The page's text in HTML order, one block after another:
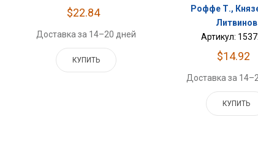
$22.84
Доставка за 14–20 дней
КУПИТЬ
Роффе Т.,
Литвинов
Артикул:
$14.92
Доставка за
КУПИТЬ